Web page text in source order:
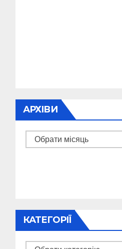
АРХІВИ
Архіви
КАТЕГОРІЇ